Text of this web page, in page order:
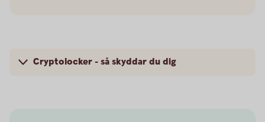
Cryptolocker - så skyddar du dig